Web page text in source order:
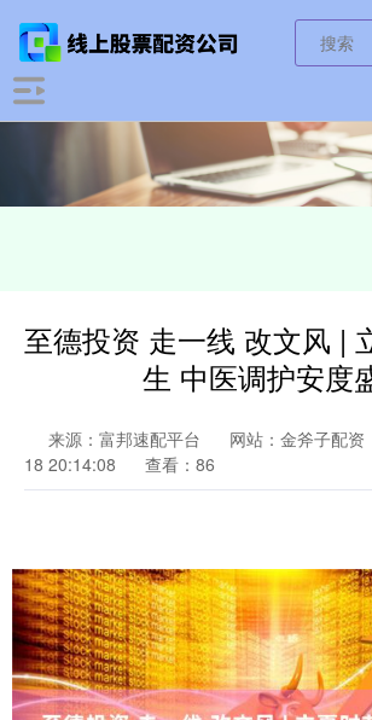
至德投资 走一线 改文风 |
生 中医调护安度
来源：富邦速配平台 网站：金斧子配资
18 20:14:08
查看：86